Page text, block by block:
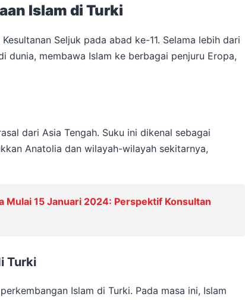
Islam di Turki
Seljuk pada abad ke-11. Selama lebih dari
dunia, membawa Islam ke berbagai penjuru Eropa,
dari Asia Tengah. Suku ini dikenal sebagai
Anatolia dan wilayah-wilayah sekitarnya,
Mulai 15 Januari 2024: Perspektif Konsultan
Turki
Islam di Turki. Pada masa ini, Islam